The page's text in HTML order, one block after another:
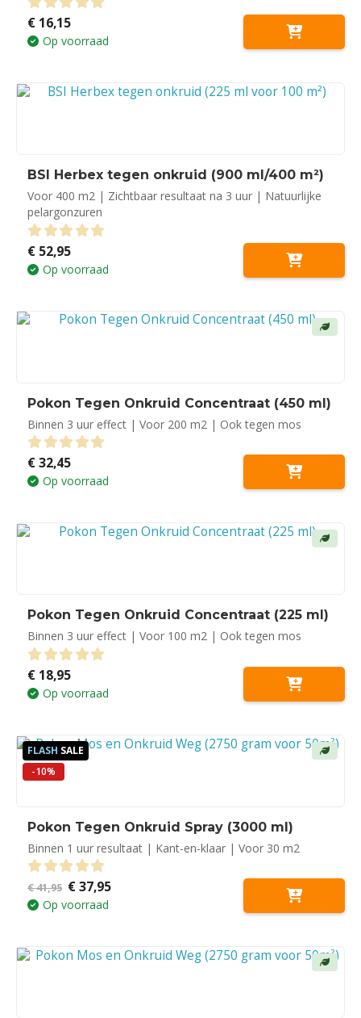
0 out of 5
€ 16,15
Op voorraad
BSI Herbex tegen onkruid (900 ml/400 m²)
Voor 400 m2 | Zichtbaar resultaat na 3 uur | Natuurlijke
pelargonzuren
0 out of 5
€ 52,95
Op voorraad
Pokon Tegen Onkruid Concentraat (450 ml)
Binnen 3 uur effect | Voor 200 m2 | Ook tegen mos
0 out of 5
€32,45
Op voorraad
Pokon Tegen Onkruid Concentraat (225 ml)
Binnen 3 uur effect | Voor 100 m2 | Ook tegen mos
0 out of 5
€ 18,95
Op voorraad
FLASH SALE
-10%
Pokon Tegen Onkruid Spray (3000 ml)
Binnen 1 uur resultaat | Kant-en-klaar | Voor 30 m2
0out of 5
€41,95 Oorspronkelijke
prijs
was:
€37,95Huidige
Op voorraad